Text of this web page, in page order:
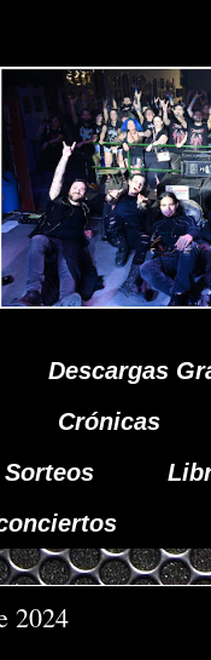
Descargas
Crónicas
Sorteos
2024